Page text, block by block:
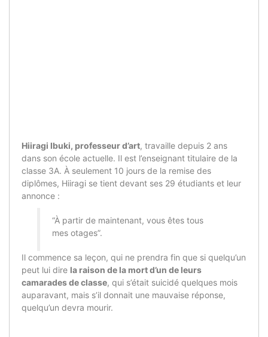
Hiiragi Ibuki, professeur d’art, travaille depuis 2 ans
dans son école actuelle. Il est l’enseignant titulaire de la
classe 3A. À seulement 10 jours de la remise des
diplômes, Hiiragi se tient devant ses 29 étudiants et leur
annonce :
“À partir de maintenant, vous êtes tous
mes otages”.
Il commence sa leçon, qui ne prendra fin que si quelqu’un
peut lui dire la raison de la mort d’un de leurs
camarades de classe, qui s’était suicidé quelques mois
auparavant, mais s’il donnait une mauvaise réponse,
quelqu’un devra mourir.